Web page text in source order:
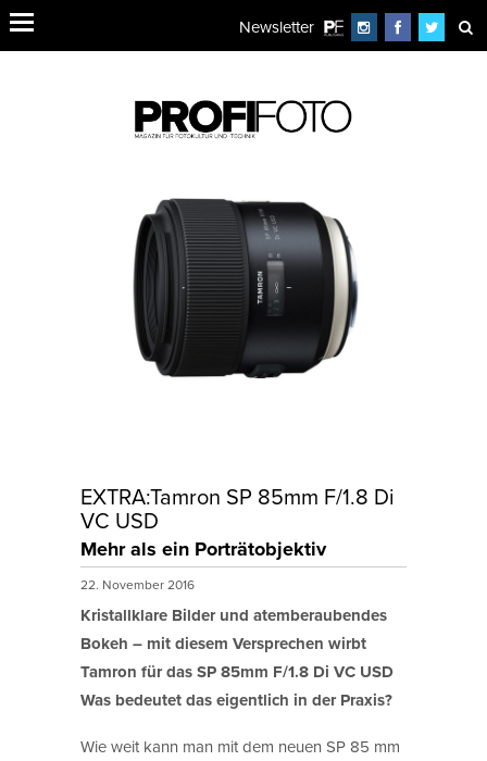
Newsletter
EXTRA:Tamron SP 85mm F/1.8 Di
VC USD
Mehr als ein Porträtobjektiv
22. November 2016
Kristallklare Bilder und atemberaubendes
Bokeh – mit diesem Versprechen wirbt
Tamron für das SP 85mm F/1.8 Di VC USD
Was bedeutet das eigentlich in der Praxis?
Wie weit kann man mit dem neuen SP 85 mm